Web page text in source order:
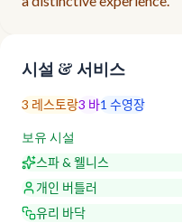
시설 & 서비스
3 레스토랑3 바1 수영장
보유 시설
스파 & 웰니스
개인 버틀러
유리 바닥